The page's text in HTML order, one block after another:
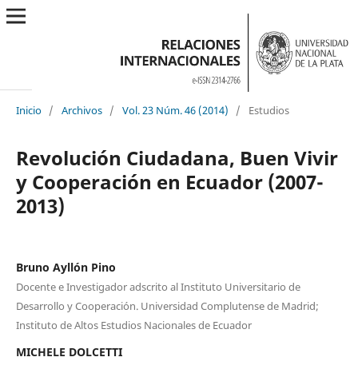
Inicio / Archivos / Vol. 23 Núm. 46 (2014) / Estudios
Revolución Ciudadana, Buen Vivir
y Cooperación en Ecuador (2007-
2013)
Bruno Ayllón Pino
Docente e Investigador adscrito al Instituto Universitario de
Desarrollo y Cooperación. Universidad Complutense de Madrid;
Instituto de Altos Estudios Nacionales de Ecuador
MICHELE DOLCETTI